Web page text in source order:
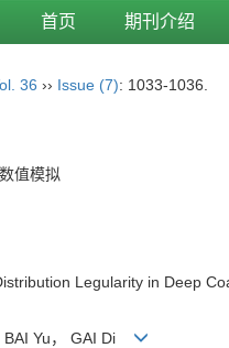
首页 期刊介绍
36 ›› Issue (7): 1033-1036.
值模拟
Legularity in Deep
BAI Yu， GAI Di